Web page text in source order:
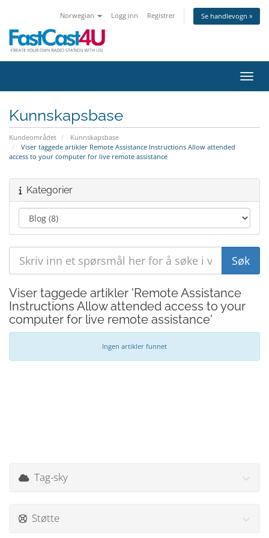
Norwegian Logg inn Registrer Se handlevogn »
Bytt
Kunnskapsbase
Kundeområdet
Kunnskapsbase
Viser taggede artikler Remote Assistance Instructions Allow attended
access to your computer for live remote assistance
Kategorier
Viser taggede artikler 'Remote Assistance
Instructions Allow attended access to your
computer for live remote assistance'
Ingen artikler funnet
Tag-sky
Støtte